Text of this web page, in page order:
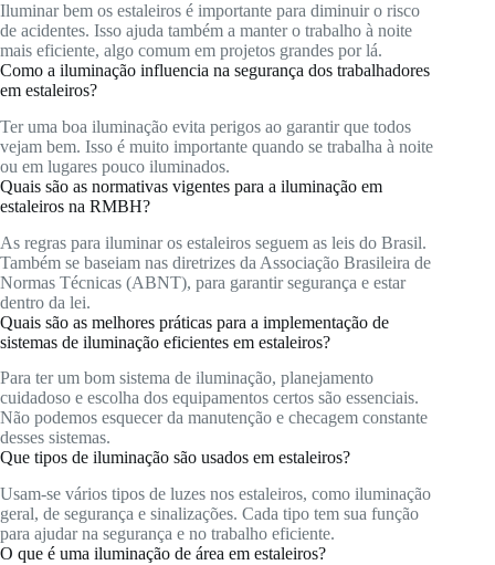
Iluminar bem os estaleiros é importante para diminuir o risco
de acidentes. Isso ajuda também a manter o trabalho à noite
mais eficiente, algo comum em projetos grandes por lá.
Como a iluminação influencia na segurança dos trabalhadores
em estaleiros?
Ter uma boa iluminação evita perigos ao garantir que todos
vejam bem. Isso é muito importante quando se trabalha à noite
ou em lugares pouco iluminados.
Quais são as normativas vigentes para a iluminação em
estaleiros na RMBH?
As regras para iluminar os estaleiros seguem as leis do Brasil.
Também se baseiam nas diretrizes da Associação Brasileira de
Normas Técnicas (ABNT), para garantir segurança e estar
dentro da lei.
Quais são as melhores práticas para a implementação de
sistemas de iluminação eficientes em estaleiros?
Para ter um bom sistema de iluminação, planejamento
cuidadoso e escolha dos equipamentos certos são essenciais.
Não podemos esquecer da manutenção e checagem constante
desses sistemas.
Que tipos de iluminação são usados em estaleiros?
Usam-se vários tipos de luzes nos estaleiros, como iluminação
geral, de segurança e sinalizações. Cada tipo tem sua função
para ajudar na segurança e no trabalho eficiente.
O que é uma iluminação de área em estaleiros?